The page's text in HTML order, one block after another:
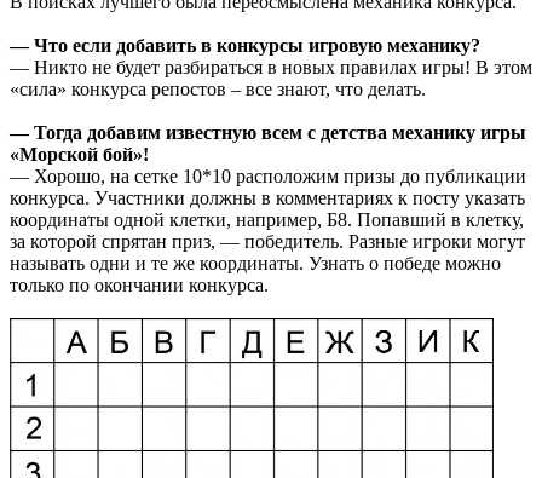
— Что если добавить в конкурсы игровую механику?
— Никто не будет разбираться в новых правилах игры! В этом
«сила» конкурса репостов – все знают, что делать.
— Тогда добавим известную всем с детства механику игры
«Морской бой»!
— Хорошо, на сетке 10*10 расположим призы до публикации
конкурса. Участники должны в комментариях к посту указать
координаты одной клетки, например, Б8. Попавший в клетку,
за которой спрятан приз, — победитель. Разные игроки могут
называть одни и те же координаты. Узнать о победе можно
только по окончании конкурса.